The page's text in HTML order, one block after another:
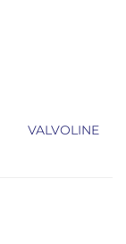
VALVOLINE